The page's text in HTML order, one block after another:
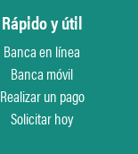
Rápido y útil
Banca en línea
Banca móvil
Realizar un pago
Solicitar hoy